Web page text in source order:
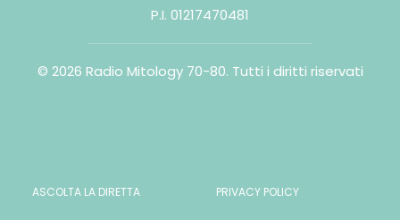
P.I. 01217470481
© 2026 Radio Mitology 70-80. Tutti i diritti riservati
ASCOLTA LA DIRETTA PRIVACY POLICY